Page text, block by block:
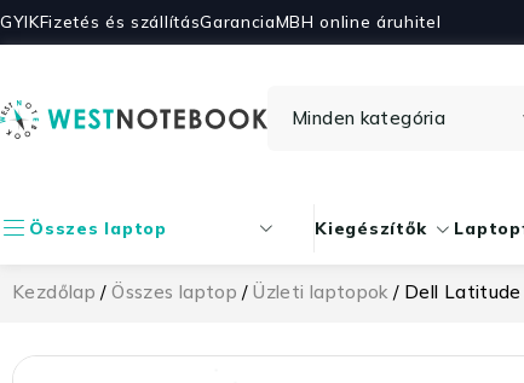
GYIKFizetés és szállításGaranciaMBH online áruhitel
Összes laptop Kiegészítők
Kezdőlap /Összes laptop /Üzleti laptopok / Dell